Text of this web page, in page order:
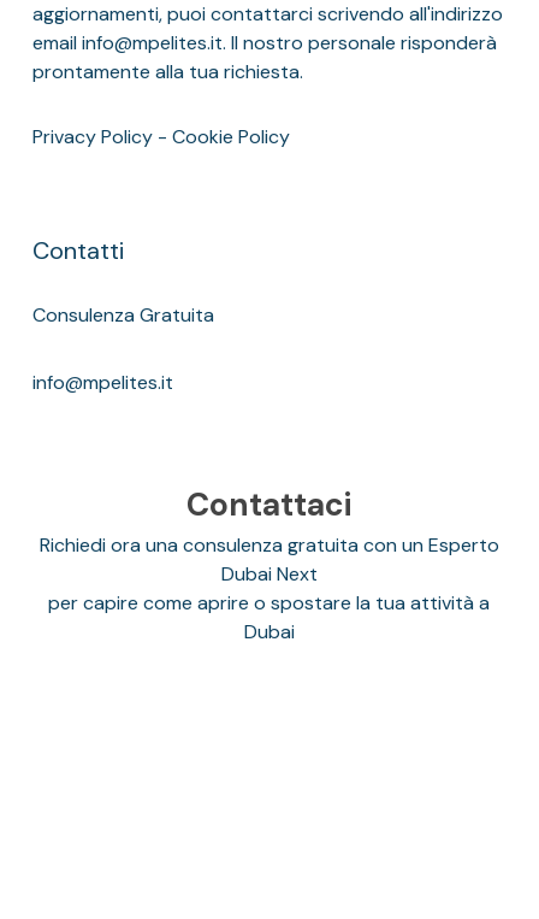
aggiornamenti, puoi contattarci scrivendo all'indirizzo
email info@mpelites.it. Il nostro personale risponderà
prontamente alla tua richiesta.
Privacy Policy- Cookie Policy
Contatti
Consulenza Gratuita
info@mpelites.it
Contattaci
Richiedi ora una consulenza gratuita con un Esperto
Dubai Next
per capire come aprire o spostare la tua attività a
Dubai